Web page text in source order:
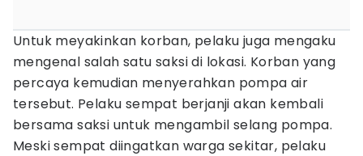
Untuk meyakinkan korban, pelaku juga mengaku
mengenal salah satu saksi di lokasi. Korban yang
percaya kemudian menyerahkan pompa air
tersebut. Pelaku sempat berjanji akan kembali
bersama saksi untuk mengambil selang pompa.
Meski sempat diingatkan warga sekitar, pelaku